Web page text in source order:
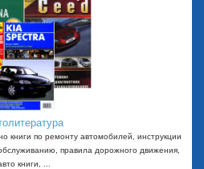
книги по ремонту автомобилей, инструкции
правила дорожного движения,
книги, ...